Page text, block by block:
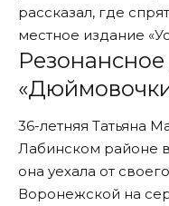
рассказал, где
местное издание
36-летняя Татьяна
Лабинском районе в
она уехала от
Воронежской на